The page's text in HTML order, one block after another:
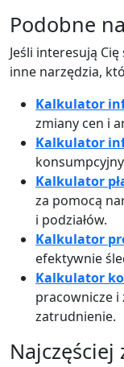
Podobne
Jeśli interesują
inne narzędzia,
Kalkulator
zmiany cen i
Kalkulator
Kalkulator
za pomocą
i podziałów.
Kalkulator
efektywnie
Kalkulator
pracownicze i
zatrudnienie.
Najczęściej